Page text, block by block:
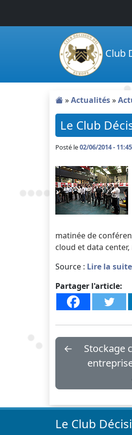
Club
»Actualités»
Le Club
Posté le02/06/2014 - 11:45
matinée de
cloud et data
Source : Lire la
Partager l'article:
←
Stockage
Le Club